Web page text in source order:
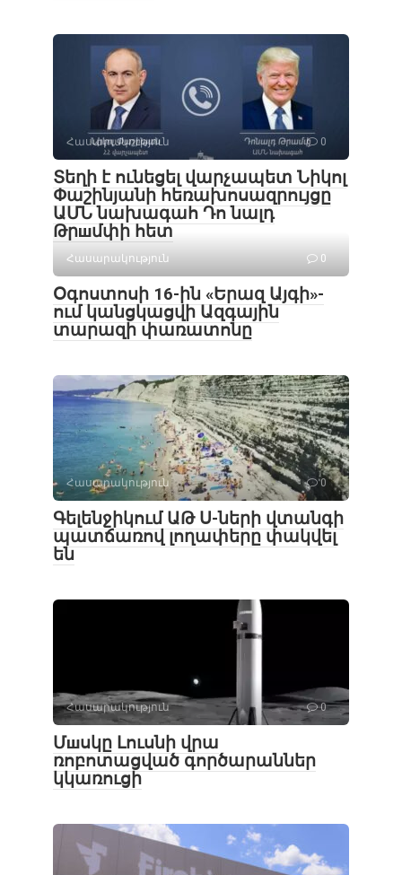
Հասարակություն 0
Տեղի է ունեցել վարչապետ Նիկոլ
Փաշինյանի հեռախոսազրույցը
ԱՄՆ նախագահ Դո նալդ
Թրшմփի հետ
Հասարակություն 0
Օգոստոսի 16-ին «Երազ Այգի»-
ում կանցկացվի Ազգային
տարազի փառատոնը
Հասարակություն 0
Գելենջիկում ԱԹ Ս-ների վտանգի
պատճառով լողափերը փակվել
են
Հասարակություն 0
Մшսկը Լուսնի վրա
ռոբոտացված գործարաններ
կկառուցի